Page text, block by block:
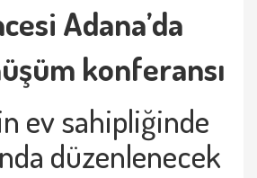
Adana’da
konferansı
ev sahipliğinde
düzenlenecek